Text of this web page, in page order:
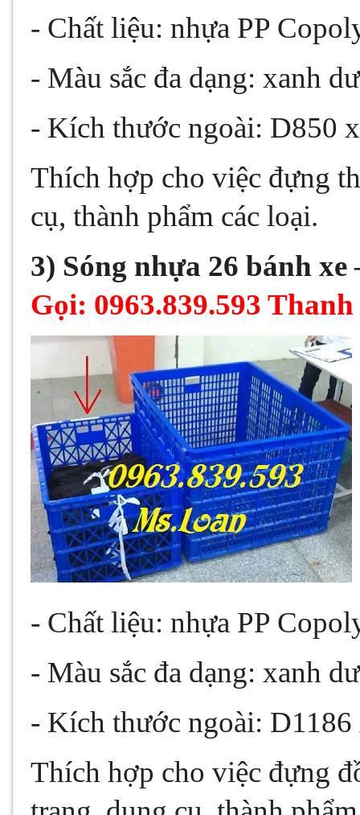
- Chất liệu: nhựa PP
- Màu sắc đa dạng: xanh
- Kích thước ngoài: D850
Thích hợp cho việc đựng
cụ, thành phẩm các loại.
3) Sóng nhựa 26 bánh xe
Gọi: 0963.839.593
- Chất liệu: nhựa PP
- Màu sắc đa dạng: xanh
- Kích thước ngoài:
Thích hợp cho việc đựng